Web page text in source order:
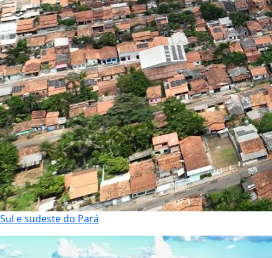
Sul e sudeste do Pará